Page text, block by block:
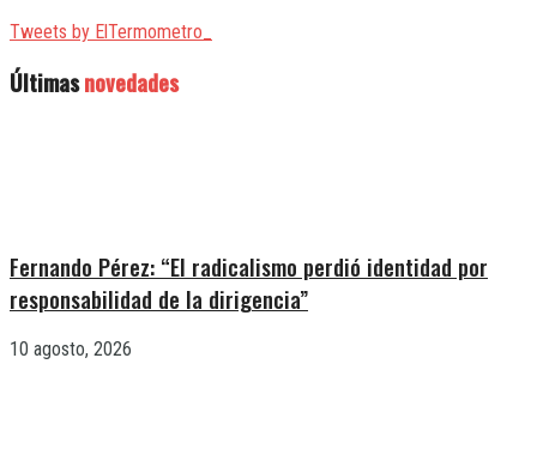
Tweets by ElTermometro_
Últimasnovedades
Fernando Pérez: “El radicalismo perdió identidad por
responsabilidad de la dirigencia”
10 agosto, 2026